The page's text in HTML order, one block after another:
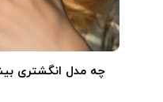
چه مدل انگشتری